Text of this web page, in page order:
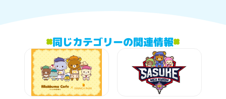
同じカテゴリーの関連情報